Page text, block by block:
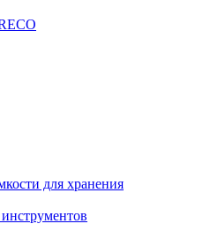
для хранения